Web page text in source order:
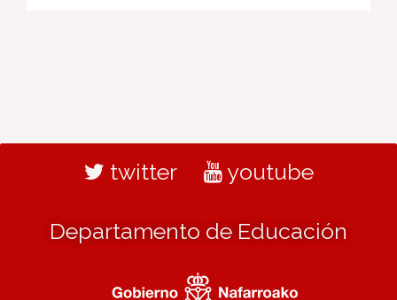
twitter youtube
Departamento de Educación